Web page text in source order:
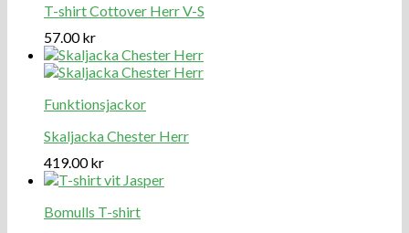
T-shirt Cottover Herr V-S
57.00kr
Funktionsjackor
Skaljacka Chester Herr
419.00kr
Bomulls T-shirt